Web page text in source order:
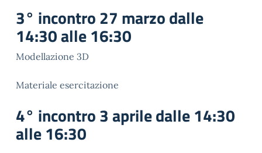
3° incontro 27 marzo dalle
14:30 alle 16:30
Modellazione 3D
Materiale esercitazione
4° incontro 3 aprile dalle 14:30
alle 16:30